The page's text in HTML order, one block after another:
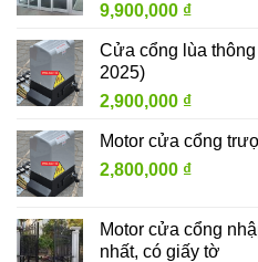
9,900,000 ₫
Cửa cổng lùa
2025)
2,900,000 ₫
Motor cửa cổng
2,800,000 ₫
Motor cửa cổng
nhất, có giấy tờ